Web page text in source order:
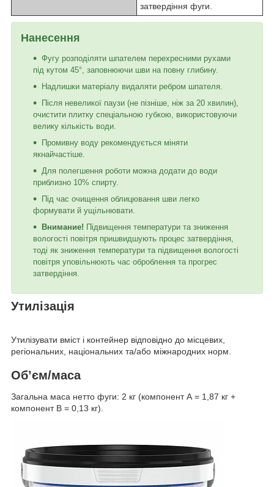
затвердіння фуги.
Нанесення
Фугу розподіляти шпателем перехресними рухами
під кутом 45°, заповнюючи шви на повну глибину.
Надлишки матеріалу видаляти ребром шпателя.
Після невеликої паузи (не пізніше, ніж за 20 хвилин),
очистити плитку спеціальною губкою, використовуючи
велику кількість води.
Промивну воду рекомендується міняти
якнайчастіше.
Для полегшення роботи можна додати до води
приблизно 10% спирту.
Під час очищення облицювання шви легко
формувати й ущільнювати.
Внимание! Підвищення температури та зниження
вологості повітря пришвидшують процес затвердіння,
тоді як зниження температури та підвищення вологості
повітря уповільнюють час оброблення та прогрес
затвердіння.
Утилізація
Утилізувати вміст і контейнер відповідно до місцевих,
регіональних, національних та/або міжнародних норм.
Об’єм/маса
Загальна маса нетто фуги: 2 кг (компонент А = 1,87 кг +
компонент В = 0,13 кг).